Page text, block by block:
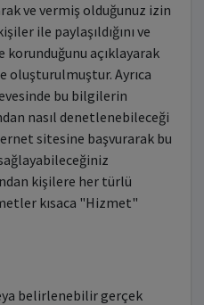
ve vermiş olduğunuz izin
ile paylaşıldığını ve
korunduğunu açıklayarak
oluşturulmuştur. Ayrıca
bu bilgilerin
nasıl denetlenebileceği
sitesine başvurarak bu
kişilere her türlü
kısaca "Hizmet"
belirlenebilir gerçek